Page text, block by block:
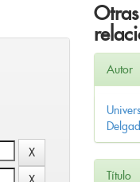
Autor
Título